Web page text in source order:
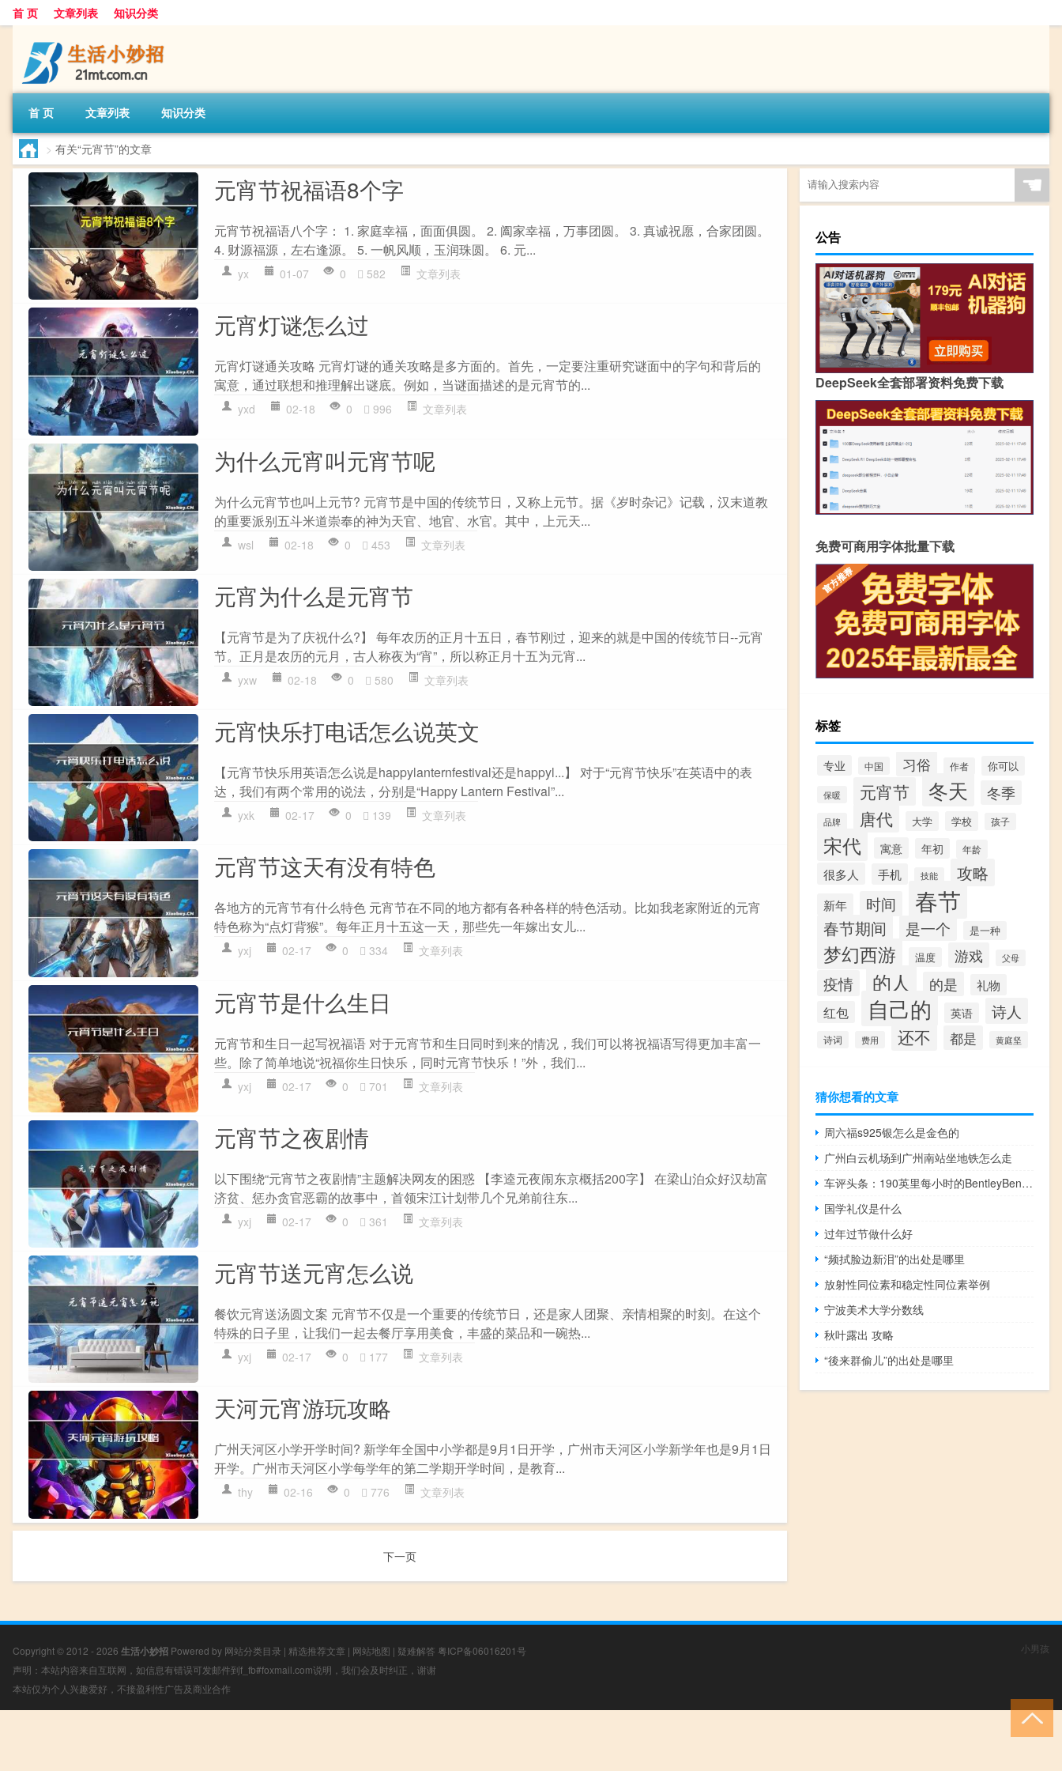
首 页 文章列表 知识分类
首 页 文章列表 知识分类
> 有关“元宵节”的文章
元宵节祝福语8个字
元宵节祝福语八个字： 1. 家庭幸福，面面俱圆。 2. 阖家幸福，万事团圆。 3. 真诚祝愿，合家团圆。
4. 财源福源，左右逢源。 5. 一帆风顺，玉润珠圆。 6. 元...
yx 01-07 0 582 文章列表
元宵灯谜怎么过
元宵灯谜通关攻略 元宵灯谜的通关攻略是多方面的。首先，一定要注重研究谜面中的字句和背后的
寓意，通过联想和推理解出谜底。例如，当谜面描述的是元宵节的...
yxd 02-18 0 996 文章列表
为什么元宵叫元宵节呢
为什么元宵节也叫上元节? 元宵节是中国的传统节日，又称上元节。据《岁时杂记》记载，汉末道教
的重要派别五斗米道崇奉的神为天官、地官、水官。其中，上元天...
wsl 02-18 0 453 文章列表
元宵为什么是元宵节
【元宵节是为了庆祝什么?】 每年农历的正月十五日，春节刚过，迎来的就是中国的传统节日--元宵
节。正月是农历的元月，古人称夜为“宵”，所以称正月十五为元宵...
yxw 02-18 0 580 文章列表
元宵快乐打电话怎么说英文
【元宵节快乐用英语怎么说是happylanternfestival还是happyl...】 对于“元宵节快乐”在英语中的表
达，我们有两个常用的说法，分别是“Happy Lantern Festival”...
yxk 02-17 0 139 文章列表
元宵节这天有没有特色
各地方的元宵节有什么特色 元宵节在不同的地方都有各种各样的特色活动。比如我老家附近的元宵
特色称为“点灯背猴”。每年正月十五这一天，那些先一年嫁出女儿...
yxj 02-17 0 334 文章列表
元宵节是什么生日
元宵节和生日一起写祝福语 对于元宵节和生日同时到来的情况，我们可以将祝福语写得更加丰富一
些。除了简单地说“祝福你生日快乐，同时元宵节快乐！”外，我们...
yxj 02-17 0 701 文章列表
元宵节之夜剧情
以下围绕“元宵节之夜剧情”主题解决网友的困惑 【李逵元夜闹东京概括200字】 在梁山泊众好汉劫富
济贫、惩办贪官恶霸的故事中，首领宋江计划带几个兄弟前往东...
yxj 02-17 0 361 文章列表
元宵节送元宵怎么说
餐饮元宵送汤圆文案 元宵节不仅是一个重要的传统节日，还是家人团聚、亲情相聚的时刻。在这个
特殊的日子里，让我们一起去餐厅享用美食，丰盛的菜品和一碗热...
yxj 02-17 0 177 文章列表
天河元宵游玩攻略
广州天河区小学开学时间? 新学年全国中小学都是9月1日开学，广州市天河区小学新学年也是9月1日
开学。广州市天河区小学每学年的第二学期开学时间，是教育...
thy 02-16 0 776 文章列表
下一页
☚
公告
DeepSeek全套部署资料免费下载
免费可商用字体批量下载
标签
专业 中国 习俗 作者 你可以
保暖 元宵节 冬天 冬季
品牌 唐代 大学 学校 孩子
宋代 寓意 年初 年龄
很多人 手机 技能 攻略
新年 时间 春节
春节期间 是一个 是一种
梦幻西游 温度 游戏 父母
疫情 的人 的是 礼物
红包 自己的 英语 诗人
诗词 费用 还不 都是 黄庭坚
猜你想看的文章
周六福s925银怎么是金色的
广州白云机场到广州南站坐地铁怎么走
车评头条：190英里每小时的BentleyBentaygaSpeedSUV更新于2020年
国学礼仪是什么
过年过节做什么好
“频拭脸边新泪”的出处是哪里
放射性同位素和稳定性同位素举例
宁波美术大学分数线
秋叶露出 攻略
“後来群偷儿”的出处是哪里
Copyright © 2012 - 2026 生活小妙招 Powered by 网站分类目录 | 精选推荐文章 | 网站地图 | 疑难解答 粤ICP备06016201号
声明：本站内容来自互联网，如信息有错误可发邮件到f_fb#foxmail.com说明，我们会及时纠正，谢谢
本站仅为个人兴趣爱好，不接盈利性广告及商业合作
小男孩